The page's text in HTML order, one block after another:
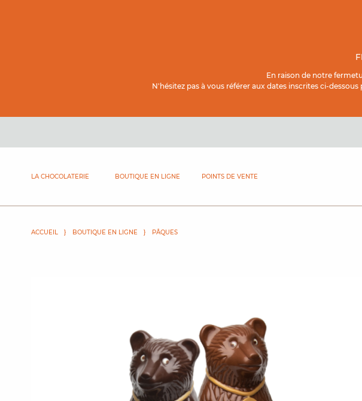
En raison de notre
N'hésitez pas à vous référer aux dates inscrites ci-
LA CHOCOLATERIE BOUTIQUE EN LIGNE POINTS DE VENTE
ACCUEIL BOUTIQUE EN LIGNE PÂQUES